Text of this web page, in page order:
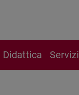
Didattica Servizi